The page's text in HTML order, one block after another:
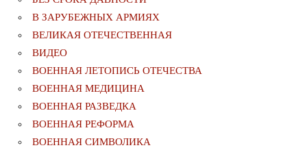
В ЗАРУБЕЖНЫХ АРМИЯХ
ВЕЛИКАЯ ОТЕЧЕСТВЕННАЯ
ВИДЕО
ВОЕННАЯ ЛЕТОПИСЬ ОТЕЧЕСТВА
ВОЕННАЯ МЕДИЦИНА
ВОЕННАЯ РАЗВЕДКА
ВОЕННАЯ РЕФОРМА
ВОЕННАЯ СИМВОЛИКА